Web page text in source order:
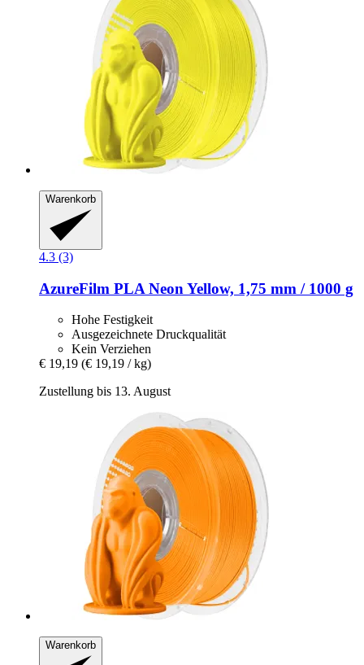
Warenkorb
4.3 (3)
AzureFilm PLA Neon Yellow, 1,75 mm / 1000 g
Hohe Festigkeit
Ausgezeichnete Druckqualität
Kein Verziehen
€ 19,19 (€ 19,19 / kg)
Zustellung bis 13. August
Warenkorb